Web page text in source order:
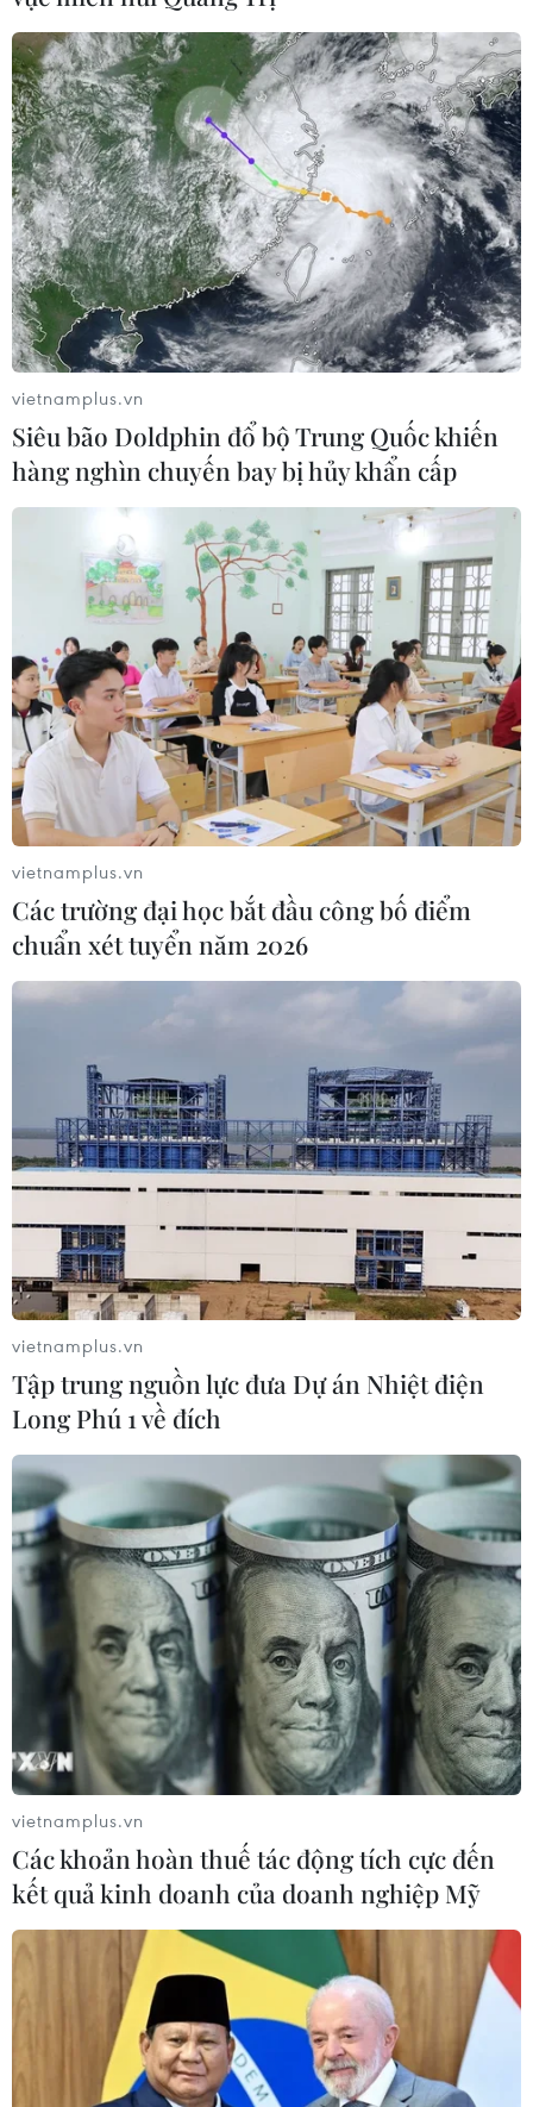
TIN CÙNG CHUYÊN MỤC
Khám phá điểm du lịch nổi
tiếng Mũi Tobizina ở Nga
Đà Nẵng: Sôi nổi các hoạt
động giao lưu tại Lễ hội Việt Nam -
Hàn Quốc
Những lý do khiến du khách Ấn Độ
chuyển hướng sang Việt Nam
08/08/2026 23:58
Thánh đường Emir Abdelkader -
biểu tượng của kiến trúc, văn hóa và
tri thức
08/08/2026 22:05
Thánh đường Emir
Abdelkader - biểu tượng văn hóa,
tôn giáo của Constantine
08/08/2026 08:35
Vẻ đẹp lãng mạn của đồi
Vọng Cảnh tại thành phố Huế
08/08/2026 07:09
Việt Nam nằm trong nhóm 5 quốc gia
có nhiều chuyến bay qua Thái Lan
08/08/2026 06:38
vietnamplus.vn
Siêu bão Doldphin đổ bộ Trung Quốc khiến
hàng nghìn chuyến bay bị hủy khẩn cấp
vietnamplus.vn
Các trường đại học bắt đầu công bố điểm
chuẩn xét tuyển năm 2026
vietnamplus.vn
Tập trung nguồn lực đưa Dự án Nhiệt điện
Long Phú 1 về đích
vietnamplus.vn
Các khoản hoàn thuế tác động tích cực đến
kết quả kinh doanh của doanh nghiệp Mỹ